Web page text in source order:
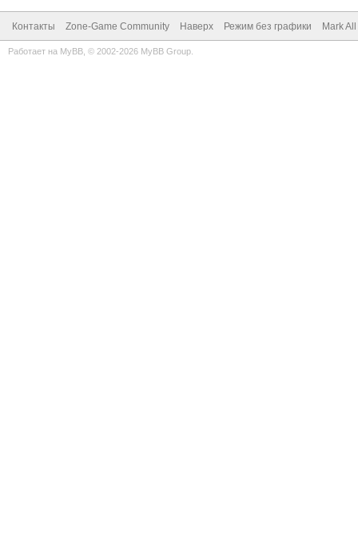
Контакты Zone-Game Community Наверх Режим без графики Mark
Работает на MyBB , © 2002-2026 MyBB Group